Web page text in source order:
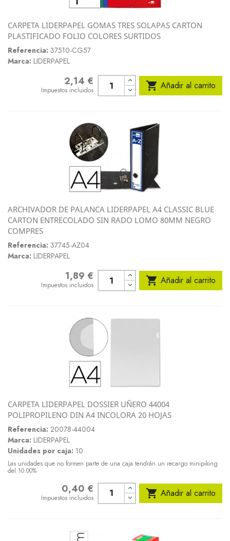
CARPETA LIDERPAPEL GOMAS TRES SOLAPAS CARTON
PLASTIFICADO FOLIO COLORES SURTIDOS
Referencia: 37510-CG57
Marca: LIDERPAPEL
2,14 €
Impuestos incluidos  Añadir al carrito
ARCHIVADOR DE PALANCA LIDERPAPEL A4 CLASSIC BLUE
CARTON ENTRECOLADO SIN RADO LOMO 80MM NEGRO
COMPRES
Referencia: 37745-AZ04
Marca: LIDERPAPEL
1,89 €
Impuestos incluidos  Añadir al carrito
CARPETA LIDERPAPEL DOSSIER UÑERO 44004
POLIPROPILENO DIN A4 INCOLORA 20 HOJAS
Referencia: 20078-44004
Marca: LIDERPAPEL
Unidades por caja: 10
Las unidades que no formen parte de una caja tendrán un recargo minipiking
del 10.00%
0,40 €
Impuestos incluidos  Añadir al carrito